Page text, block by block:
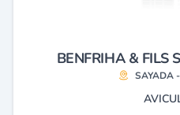
BENFRIHA & FILS
SAYADA